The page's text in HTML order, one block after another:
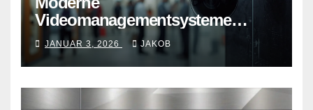
Videomanagementsysteme
(VMS) – mehr als nur
Überwachungswerkzeuge
JANUAR 3, 2026 JAKOB